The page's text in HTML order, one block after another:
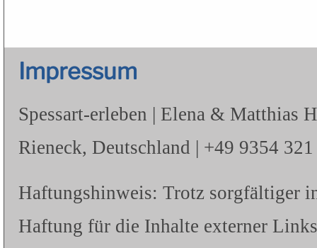
Impressum
Spessart-erleben | Elena & Matthias
Rieneck, Deutschland | +49 9354
Haftungshinweis: Trotz sorgfältiger
Haftung für die Inhalte externer